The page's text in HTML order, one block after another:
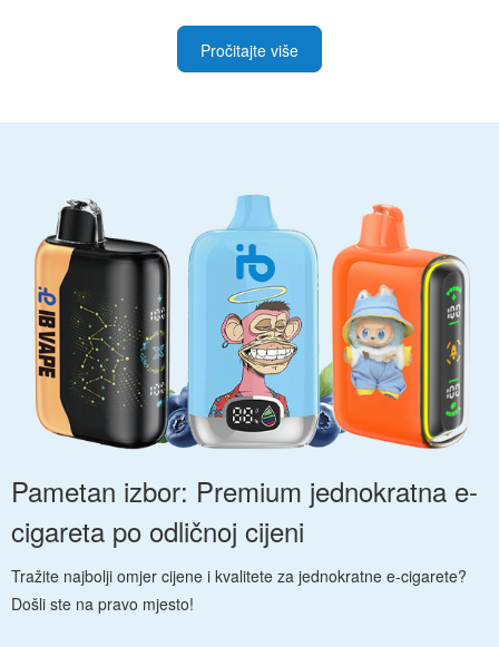
Pročitajte više
Pametan izbor: Premium jednokratna e-
cigareta po odličnoj cijeni
Tražite najbolji omjer cijene i kvalitete za jednokratne e-cigarete?
Došli ste na pravo mjesto!